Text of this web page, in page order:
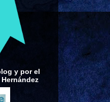
y por el